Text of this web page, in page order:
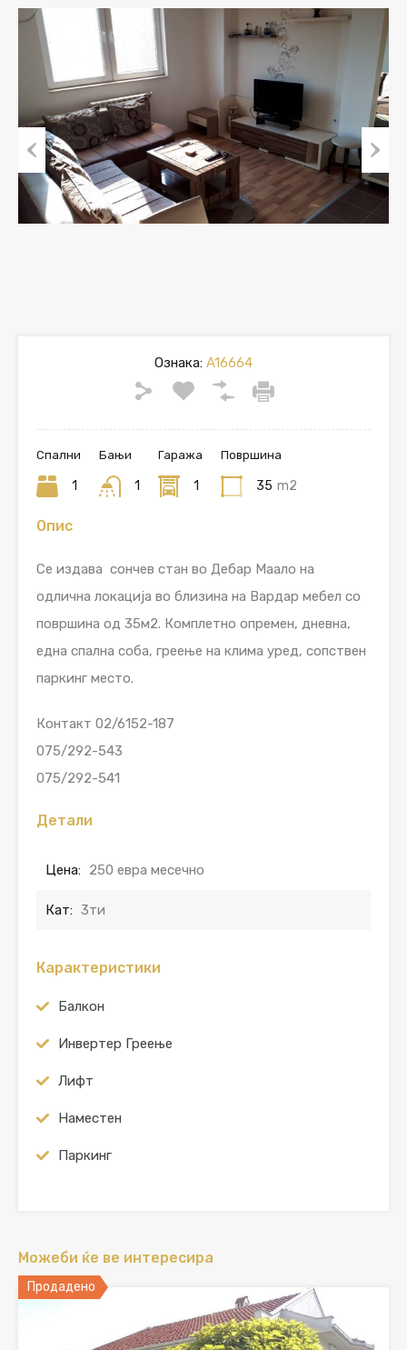
Previous Next
Ознака: A16664
Спални
1
Бањи
1
Гаража
1
Површина
35 m2
Опис
Се издава сончев стан во Дебар Маало на
одлична локација во близина на Вардар мебел со
површина од 35м2. Комплетно опремен, дневна,
една спална соба, греење на клима уред, сопствен
паркинг место.
Контакт 02/6152-187
075/292-543
075/292-541
Детали
Цена: 250 евра месечно
Кат: 3ти
Карактеристики
Балкон
Инвертер Греење
Лифт
Наместен
Паркинг
Можеби ќе ве интересира
Продадено